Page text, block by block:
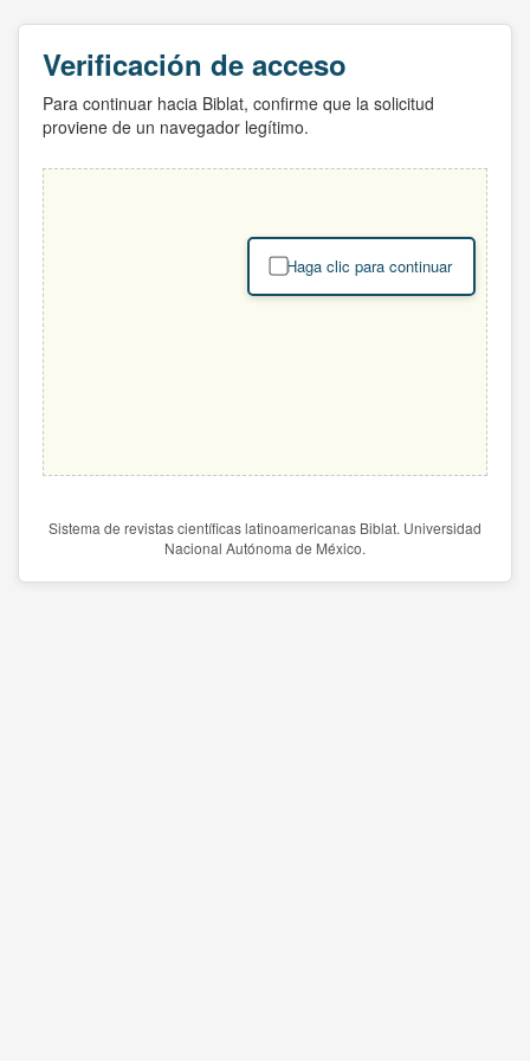
Verificación de acceso
Para continuar hacia Biblat, confirme que la solicitud
proviene de un navegador legítimo.
Haga clic para continuar
Sistema de revistas científicas latinoamericanas Biblat. Universidad
Nacional Autónoma de México.